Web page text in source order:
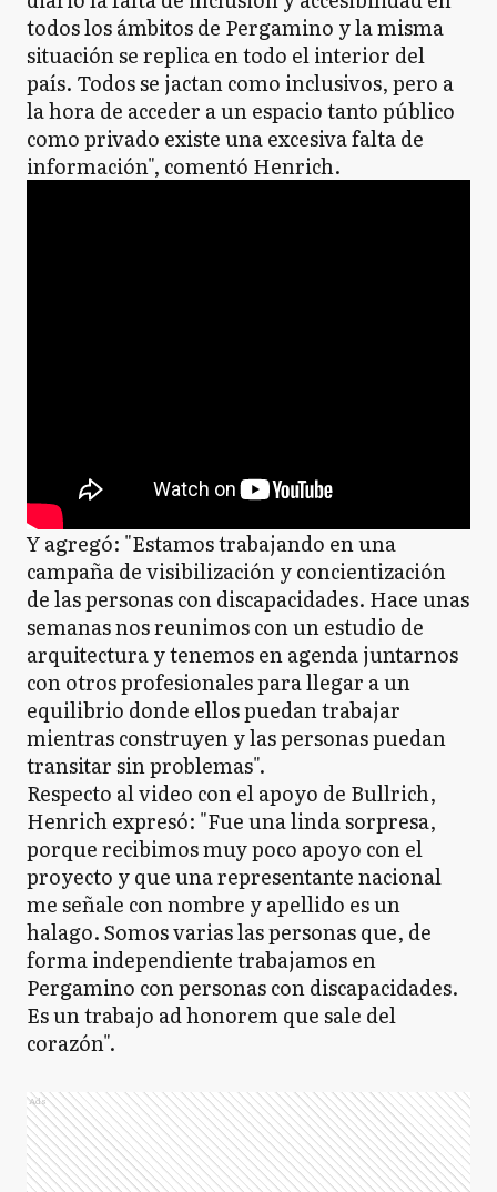
todos los ámbitos de Pergamino y la misma
situación se replica en todo el interior del
país. Todos se jactan como inclusivos, pero a
la hora de acceder a un espacio tanto público
como privado existe una excesiva falta de
información", comentó Henrich.
Y agregó: "Estamos trabajando en una
campaña de visibilización y concientización
de las personas con discapacidades. Hace unas
semanas nos reunimos con un estudio de
arquitectura y tenemos en agenda juntarnos
con otros profesionales para llegar a un
equilibrio donde ellos puedan trabajar
mientras construyen y las personas puedan
transitar sin problemas".
Respecto al video con el apoyo de Bullrich,
Henrich expresó: "Fue una linda sorpresa,
porque recibimos muy poco apoyo con el
proyecto y que una representante nacional
me señale con nombre y apellido es un
halago. Somos varias las personas que, de
forma independiente trabajamos en
Pergamino con personas con discapacidades.
Es un trabajo ad honorem que sale del
corazón".
Ads